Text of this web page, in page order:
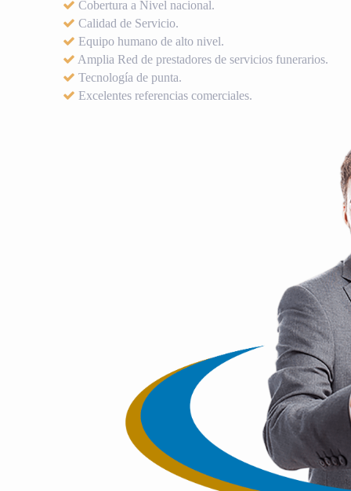
Cobertura a Nivel nacional.
Calidad de Servicio.
Equipo humano de alto nivel.
Amplia Red de prestadores de servicios funerarios.
Tecnología de punta.
Excelentes referencias comerciales.